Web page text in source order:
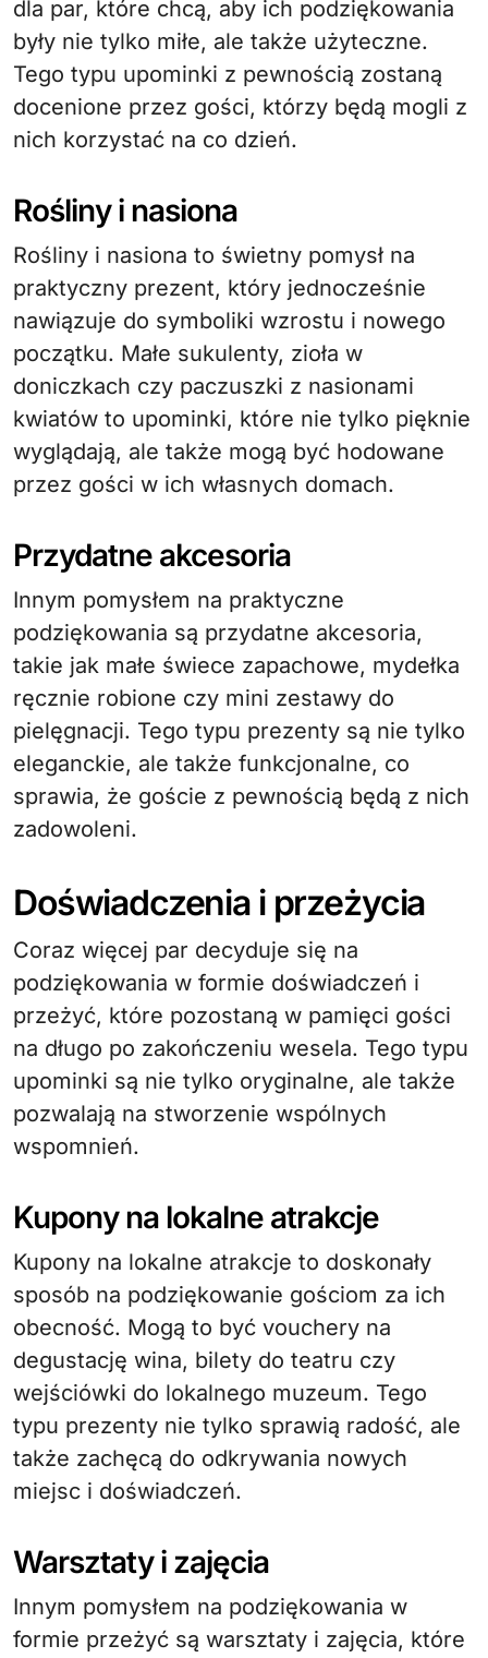
dla par, które chcą, aby ich podziękowania
były nie tylko miłe, ale także użyteczne.
Tego typu upominki z pewnością zostaną
docenione przez gości, którzy będą mogli z
nich korzystać na co dzień.
Rośliny i nasiona
Rośliny i nasiona to świetny pomysł na
praktyczny prezent, który jednocześnie
nawiązuje do symboliki wzrostu i nowego
początku. Małe sukulenty, zioła w
doniczkach czy paczuszki z nasionami
kwiatów to upominki, które nie tylko pięknie
wyglądają, ale także mogą być hodowane
przez gości w ich własnych domach.
Przydatne akcesoria
Innym pomysłem na praktyczne
podziękowania są przydatne akcesoria,
takie jak małe świece zapachowe, mydełka
ręcznie robione czy mini zestawy do
pielęgnacji. Tego typu prezenty są nie tylko
eleganckie, ale także funkcjonalne, co
sprawia, że goście z pewnością będą z nich
zadowoleni.
Doświadczenia i przeżycia
Coraz więcej par decyduje się na
podziękowania w formie doświadczeń i
przeżyć, które pozostaną w pamięci gości
na długo po zakończeniu wesela. Tego typu
upominki są nie tylko oryginalne, ale także
pozwalają na stworzenie wspólnych
wspomnień.
Kupony na lokalne atrakcje
Kupony na lokalne atrakcje to doskonały
sposób na podziękowanie gościom za ich
obecność. Mogą to być vouchery na
degustację wina, bilety do teatru czy
wejściówki do lokalnego muzeum. Tego
typu prezenty nie tylko sprawią radość, ale
także zachęcą do odkrywania nowych
miejsc i doświadczeń.
Warsztaty i zajęcia
Innym pomysłem na podziękowania w
formie przeżyć są warsztaty i zajęcia, które